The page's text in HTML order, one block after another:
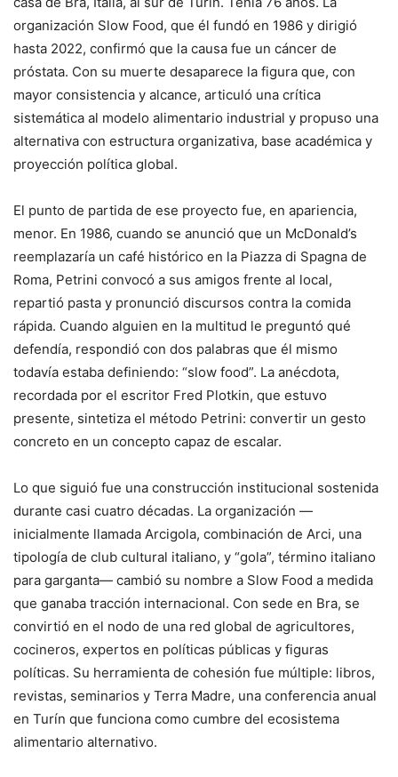
organización Slow Food, que él fundó en 1986 y dirigió
hasta 2022, confirmó que la causa fue un cáncer de
próstata. Con su muerte desaparece la figura que, con
mayor consistencia y alcance, articuló una crítica
sistemática al modelo alimentario industrial y propuso una
alternativa con estructura organizativa, base académica y
proyección política global.
El punto de partida de ese proyecto fue, en apariencia,
menor. En 1986, cuando se anunció que un McDonald’s
reemplazaría un café histórico en la Piazza di Spagna de
Roma, Petrini convocó a sus amigos frente al local,
repartió pasta y pronunció discursos contra la comida
rápida. Cuando alguien en la multitud le preguntó qué
defendía, respondió con dos palabras que él mismo
todavía estaba definiendo: “slow food”. La anécdota,
recordada por el escritor Fred Plotkin, que estuvo
presente, sintetiza el método Petrini: convertir un gesto
concreto en un concepto capaz de escalar.
Lo que siguió fue una construcción institucional sostenida
durante casi cuatro décadas. La organización —
inicialmente llamada Arcigola, combinación de Arci, una
tipología de club cultural italiano, y “gola”, término italiano
para garganta— cambió su nombre a Slow Food a medida
que ganaba tracción internacional. Con sede en Bra, se
convirtió en el nodo de una red global de agricultores,
cocineros, expertos en políticas públicas y figuras
políticas. Su herramienta de cohesión fue múltiple: libros,
revistas, seminarios y Terra Madre, una conferencia anual
en Turín que funciona como cumbre del ecosistema
alimentario alternativo.